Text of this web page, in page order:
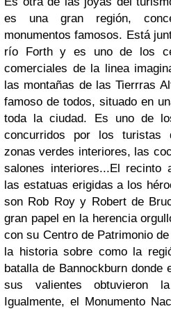
es una gran región,
monumentos famosos. Está
río Forth y es uno de los
comerciales de la linea
las montañas de las Tierrras
famoso de todos, situado en
toda la ciudad. Es uno de
concurridos por los turistas
zonas verdes interiores, las
salones interiores...El recinto
las estatuas erigidas a los
son Rob Roy y Robert de
gran papel en la herencia
con su Centro de Patrimonio
la historia sobre como la
batalla de Bannockburn
sus valientes obtuvieron
Igualmente, el Monumento